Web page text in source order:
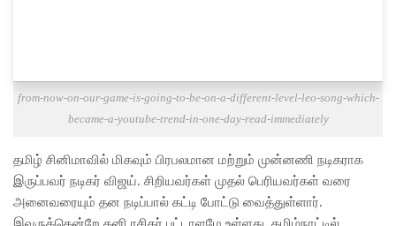
from-now-on-our-game-is-going-to-be-on-a-different-level-leo-song-which-
became-a-youtube-trend-in-one-day-read-immediately
தமிழ் சினிமாவில் மிகவும் பிரபலமான மற்றும் முன்னணி நடிகராக
இருப்பவர் நடிகர் விஜய். சிறியவர்கள் முதல் பெரியவர்கள் வரை
அனைவரையும் தன நடிப்பால் கட்டி போட்டு வைத்துள்ளார்.